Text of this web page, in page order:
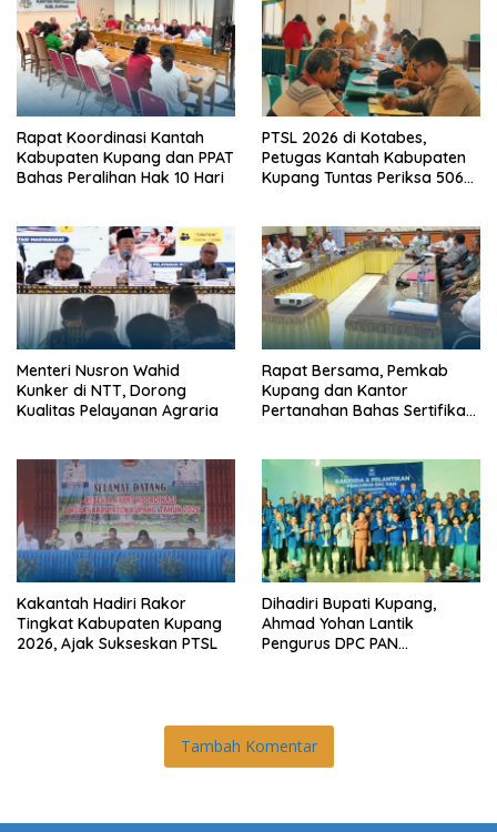
Rapat Koordinasi Kantah
Kabupaten Kupang dan PPAT
Bahas Peralihan Hak 10 Hari
PTSL 2026 di Kotabes,
Petugas Kantah Kabupaten
Kupang Tuntas Periksa 506
Menteri Nusron Wahid
Kunker di NTT, Dorong
Kualitas Pelayanan Agraria
Rapat Bersama, Pemkab
Kupang dan Kantor
Pertanahan Bahas Sertifikasi
Kakantah Hadiri Rakor
Tingkat Kabupaten Kupang
2026, Ajak Sukseskan PTSL
Dihadiri Bupati Kupang,
Ahmad Yohan Lantik
Pengurus DPC PAN
Tambah Komentar